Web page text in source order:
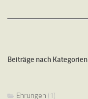
Beiträge nach Kategorien
Ehrungen (1)